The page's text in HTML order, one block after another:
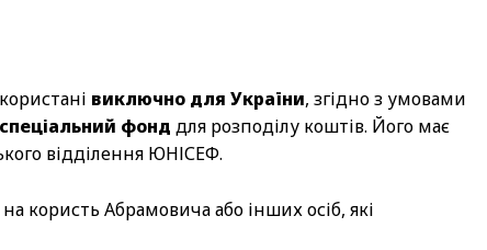
виключно для України, згідно з умовами
спеціальний фонд для розподілу коштів. Його має
відділення ЮНІСЕФ.
на користь Абрамовича або інших осіб, які